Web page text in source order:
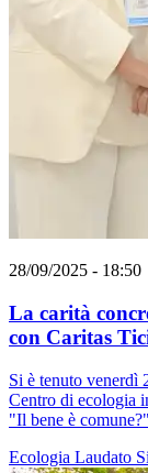
28/09/2025 - 18:50
La carità
con Caritas
Si è tenuto venerdì
Centro di ecologia
"Il bene è
Ecologia Laudato Si